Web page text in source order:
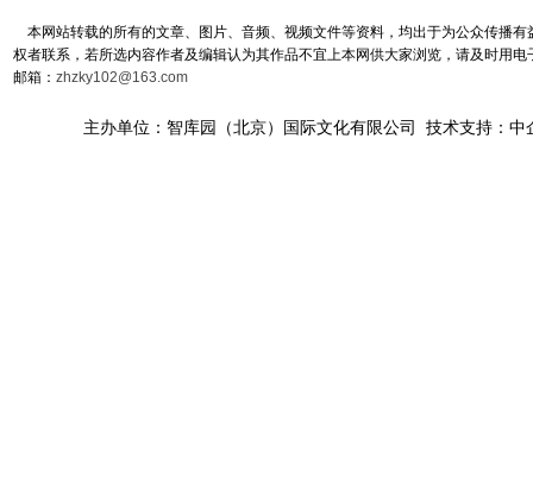
本网站转载的所有的文章、图片、音频、视频文件等资料，均出于为公众传播
权者联系，若所选内容作者及编辑认为其作品不宜上本网供大家浏览，请及时用
邮箱： zhzky102@163.com
主办单位：智库园（北京）国际文化有限公司 技术支持：